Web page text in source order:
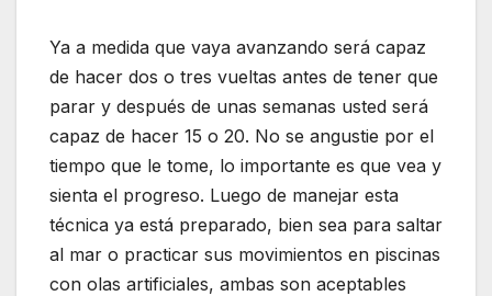
Ya a medida que vaya avanzando será capaz
de hacer dos o tres vueltas antes de tener que
parar y después de unas semanas usted será
capaz de hacer 15 o 20. No se angustie por el
tiempo que le tome, lo importante es que vea y
sienta el progreso. Luego de manejar esta
técnica ya está preparado, bien sea para saltar
al mar o practicar sus movimientos en piscinas
con olas artificiales, ambas son aceptables